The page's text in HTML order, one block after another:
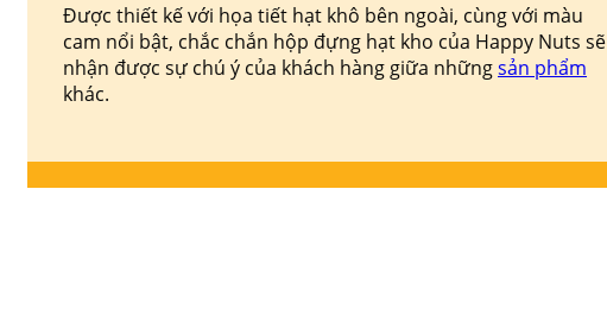
Được thiết kế với họa tiết hạt khô bên ngoài, cùng với màu
cam nổi bật, chắc chắn hộp đựng hạt kho của Happy Nuts sẽ
nhận được sự chú ý của khách hàng giữa nhữngsản phẩm
khác.